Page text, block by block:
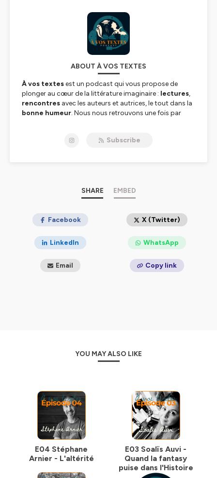
ABOUT À VOS TEXTES
À vos textesest un podcast qui vous propose de
plonger au cœur de la littérature imaginaire : lectures,
rencontres avec les auteurs et autrices, le tout dans la
bonne humeur. Nous nous retrouvons une fois par
Hébergé par Ausha. Visitez ausha.co/politique-de-
Subscribe
SHARE EMBED
Facebook X (Twitter)
LinkedIn WhatsApp
Email Copy link
YOU MAY ALSO LIKE
E04 Stéphane
Arnier - L'altérité
E03 Soalïs Auvi -
Quand la fantasy
puise dans l'Histoire